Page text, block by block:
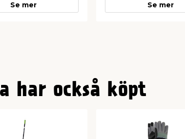
Se mer Se mer
har också köpt